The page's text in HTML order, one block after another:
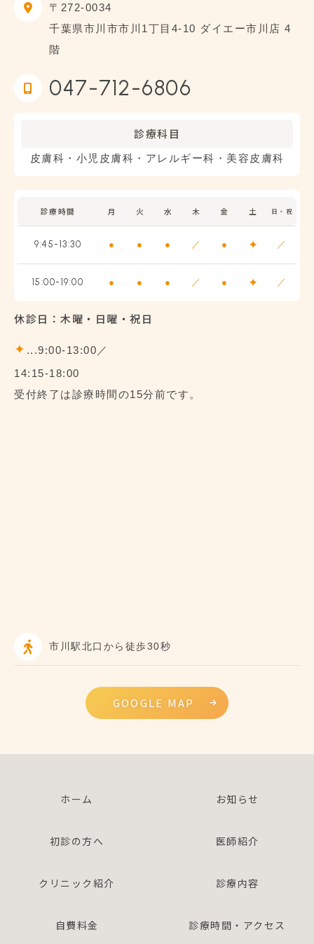
〒272-0034
千葉県市川市市川1丁目4-10 ダイエー市川店 4
階
047-712-6806
診療科目
皮膚科・小児皮膚科・アレルギー科・美容皮膚科
診療時間 月 火 水 木 金 土 日・祝
9:45-13:30 ● ● ● ／ ● ✦ ／
15:00-19:00 ● ● ● ／ ● ✦ ／
休診日：木曜・日曜・祝日
✦ ...9:00-13:00／
14:15-18:00
受付終了は診療時間の15分前です。
市川駅北口から徒歩30秒
GOOGLE MAP
ホーム お知らせ
初診の方へ 医師紹介
クリニック紹介 診療内容
自費料金 診療時間・アクセス